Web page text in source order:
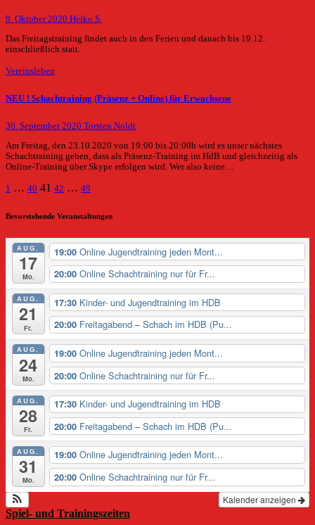
9. Oktober 2020 Heiko S.
Das Freitagstraining findet auch in den Ferien und danach bis 19.12.
einschließlich statt.
Vereinsleben
NEU ! Schachtraining (Präsenz + Online) für Erwachsene
30. September 2020 Torsten Noldt
Am Freitag, den 23.10.2020 von 19:00 bis 20:00h wird es unser nächstes
Schachtraining geben, dass als Präsenz-Training im HdB und gleichzeitig als
Online-Training über Skype erfolgen wird. Wer also keine…
Seitennummerierung
der
1 … 40 41 42 … 49
Bevorstehende Veranstaltungen
AUG.
17
Mo.
19:00 Online Jugendtraining jeden Mont...
20:00 Online Schachtraining nur für Fr...
AUG.
21
Fr.
17:30 Kinder- und Jugendtraining im HDB
20:00 Freitagabend – Schach im HDB (Pu...
AUG.
24
Mo.
19:00 Online Jugendtraining jeden Mont...
20:00 Online Schachtraining nur für Fr...
AUG.
28
Fr.
17:30 Kinder- und Jugendtraining im HDB
20:00 Freitagabend – Schach im HDB (Pu...
AUG.
31
Mo.
19:00 Online Jugendtraining jeden Mont...
20:00 Online Schachtraining nur für Fr...
Kalender anzeigen
Spiel- und Trainingszeiten